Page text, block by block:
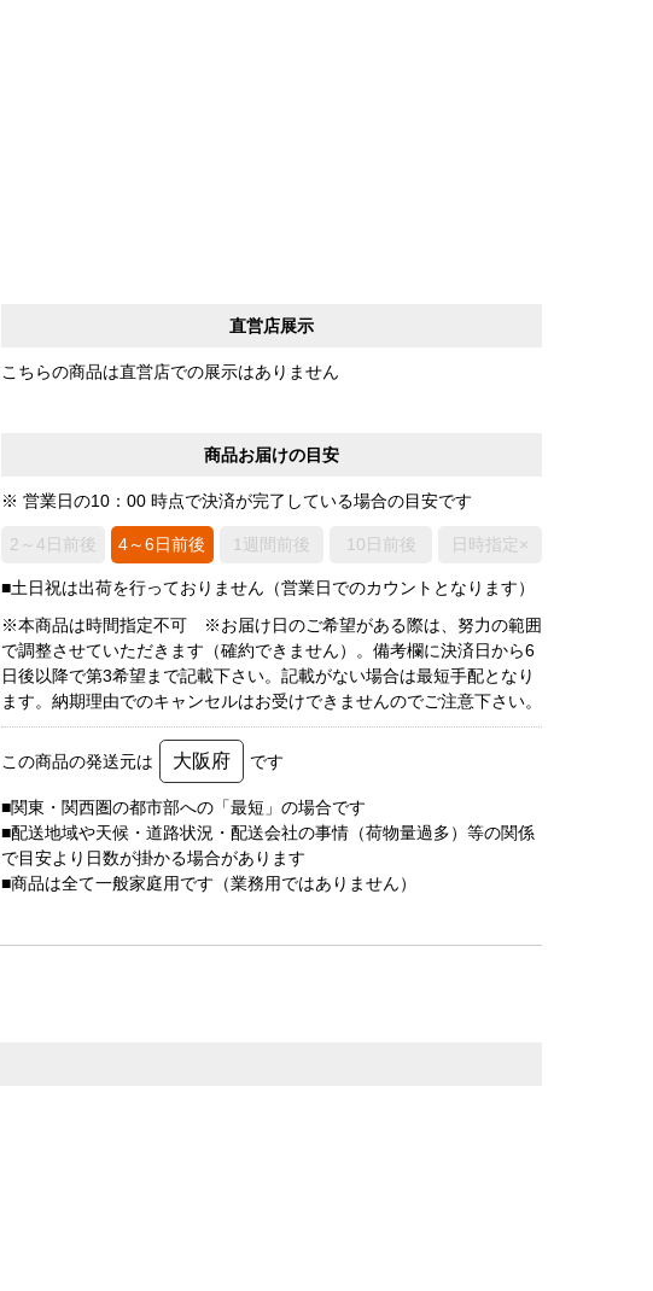
直営店展示
こちらの商品は直営店での展示はありません
商品お届けの目安
※ 営業日の10：00 時点で決済が完了している場合の目安です
2～4日前後 4～6日前後 1週間前後 10日前後 日時指定×
■土日祝は出荷を行っておりません（営業日でのカウントとなります）
※本商品は時間指定不可 ※お届け日のご希望がある際は、努力の範囲
で調整させていただきます（確約できません）。備考欄に決済日から6
日後以降で第3希望まで記載下さい。記載がない場合は最短手配となり
ます。納期理由でのキャンセルはお受けできませんのでご注意下さい。
この商品の発送元は 大阪府 です
■関東・関西圏の都市部への「最短」の場合です
■配送地域や天候・道路状況・配送会社の事情（荷物量過多）等の関係
で目安より日数が掛かる場合があります
■商品は全て一般家庭用です（業務用ではありません）